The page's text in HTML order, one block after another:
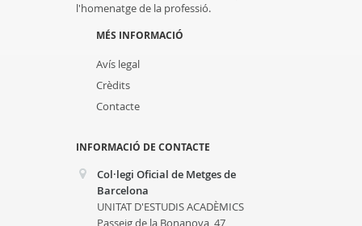
l'homenatge de la professió.
MÉS INFORMACIÓ
Avís legal
Crèdits
Contacte
INFORMACIÓ DE CONTACTE
Col·legi Oficial de Metges de
Barcelona
UNITAT D'ESTUDIS ACADÈMICS
Passeig de la Bonanova, 47